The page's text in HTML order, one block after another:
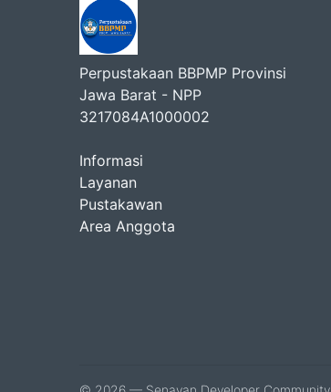
Perpustakaan BBPMP Provinsi
Jawa Barat - NPP
3217084A1000002
Informasi
Layanan
Pustakawan
Area Anggota